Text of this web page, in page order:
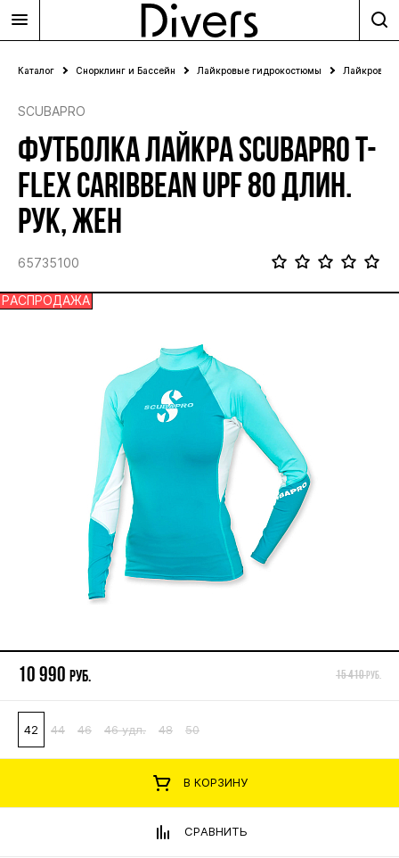
Каталог Снорклинг и Бассейн Лайкровые гидрокостюмы Лайкровые
SCUBAPRO
ФУТБОЛКА ЛАЙКРА SCUBAPRO T-
FLEX CARIBBEAN UPF 80 ДЛИН.
РУК, ЖЕН
65735100
РАСПРОДАЖА
15 410руб.
10 990 руб.
42 44 46 46 удл. 48 50
В КОРЗИНУ
СРАВНИТЬ